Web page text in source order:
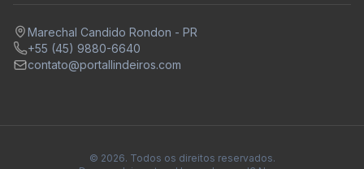
Marechal Candido Rondon - PR
+55 (45) 9880-6640
contato@portallindeiros.com
© 2026. Todos os direitos reservados.